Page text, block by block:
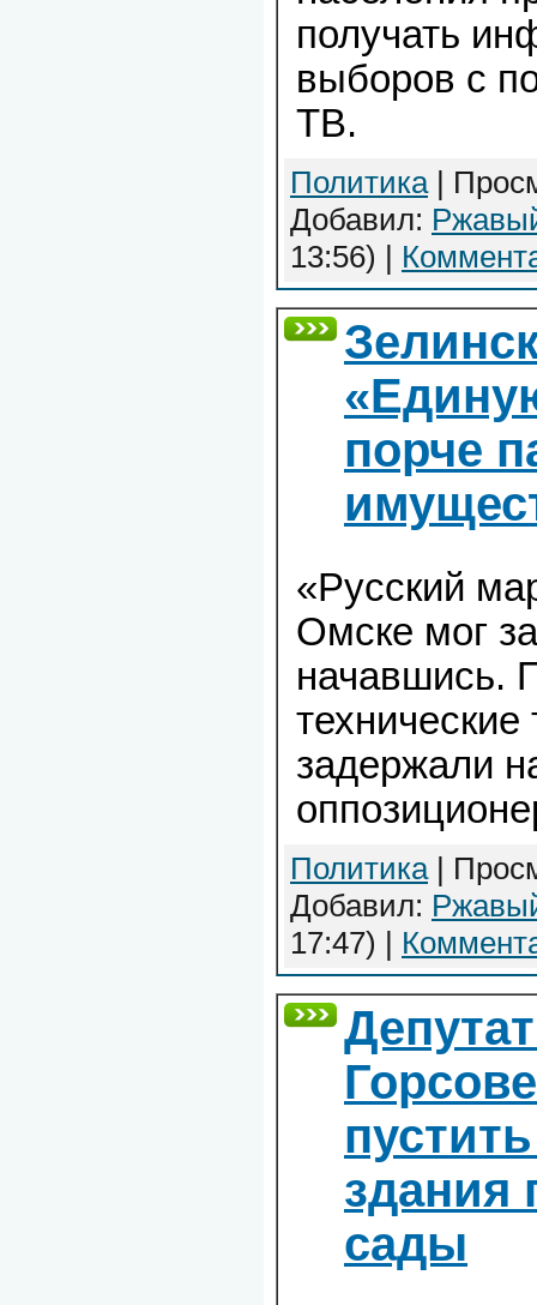
получать
выборов с
ТВ.
Политика|
Добавил:
13:56) |
порче
«Русский
Омске мог
начавшись.
технические
задержали
Политика|
Добавил:
17:47) |
здания
сады